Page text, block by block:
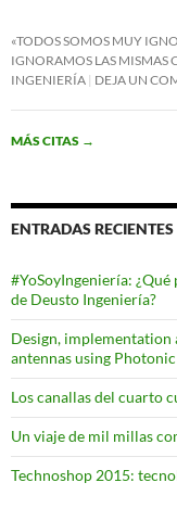
«TODOS SOMOS MUY
IGNORAMOS LAS MISMAS
INGENIERÍA DEJA UN
MÁS CITAS →
ENTRADAS RECIENTES
#YoSoyIngeniería:
de Deusto Ingeniería?
Design,
antennas using
Los canallas del cuarto
Un viaje de mil millas
Technoshop 2015: